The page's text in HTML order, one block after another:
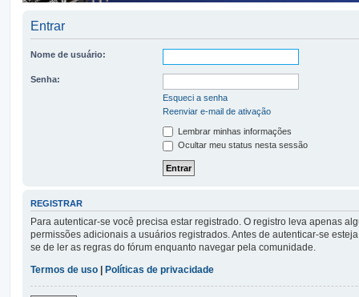
Entrar
Nome de usuário:
Senha:
Esqueci a senha
Reenviar e-mail de ativação
Lembrar minhas informações
Ocultar meu status nesta sessão
REGISTRAR
Para autenticar-se você precisa estar registrado. O registro leva apenas
permissões adicionais a usuários registrados. Antes de autenticar-se
se de ler as regras do fórum enquanto navegar pela comunidade.
Termos de uso
Políticas de privacidade